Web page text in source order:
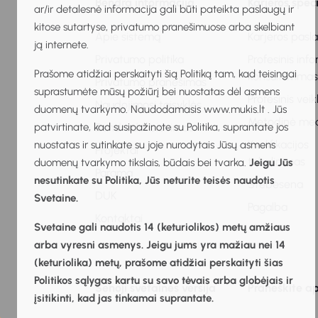
ar/ir detalesnė informacija gali būti pateikta paslaugų ir
kitose sutartyse, privatumo pranešimuose arba skelbiant
ją internete.
Prašome atidžiai perskaityti šią Politiką tam, kad teisingai
suprastumėte mūsų požiūrį bei nuostatas dėl asmens
duomenų tvarkymo. Naudodamasis www.mukis.lt . Jūs
patvirtinate, kad susipažinote su Politika, suprantate jos
nuostatas ir sutinkate su joje nurodytais Jūsų asmens
duomenų tvarkymo tikslais, būdais bei tvarka. Jeigu Jūs
nesutinkate su Politika, Jūs neturite teisės naudotis
Svetaine.
Svetaine gali naudotis 14 (keturiolikos) metų amžiaus
arba vyresni asmenys. Jeigu jums yra mažiau nei 14
(keturiolika) metų, prašome atidžiai perskaityti šias
Politikos sąlygas kartu su savo tėvais arba globėjais ir
įsitikinti, kad jas tinkamai suprantate.
Apie sistemą
Privatumo pranešimas
Naudojimosi taisyklės
Bendradarbiavimas
Projektai
Parama
Karjeros
Profesinis
konsultavimas
Profesinis
Metodinė
Kvalifikacijos
tobulinimas
Stebėsena
Senoji svetainės versija Praneškite